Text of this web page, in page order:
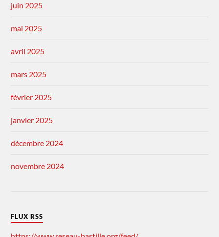
juin 2025
mai 2025
avril 2025
mars 2025
février 2025
janvier 2025
décembre 2024
novembre 2024
FLUX RSS